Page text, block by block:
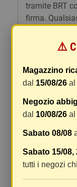
tramite BRT
firma.
gestione e
di gestione
spedizione.
vostri articoli
possibile
spedizione
essi. Il vostro
ma viene
⚠️
Magazzino
dal 15/08/26
Negozio
dal 10/08/26
Sabato 08/08
Sabato 15/08,
tutti i negozi